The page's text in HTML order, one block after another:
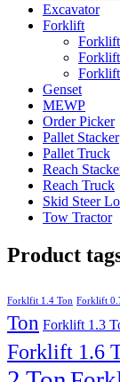
Excavator
Forklift
Genset
MEWP
Order Picker
Pallet Stacker
Pallet Truck
Reach
Reach Truck
Skid Steer
Tow Tractor
Product
Forklfit 1.4 Ton Forklift
Ton Forklift 1.3
Forklift 1.6